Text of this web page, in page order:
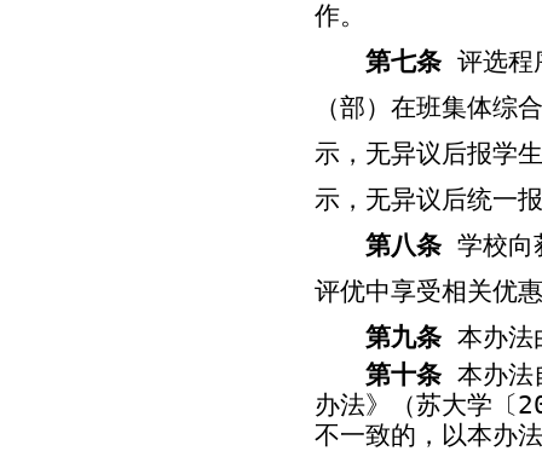
作。
第七条 评选程
（部）在班集体综
示，无异议后报学
示，无异议后统一
第八条 学校向
评优中享受相关优
第九条 本办法
第十条 本办法
办法》（苏大学〔
不一致的，以本办